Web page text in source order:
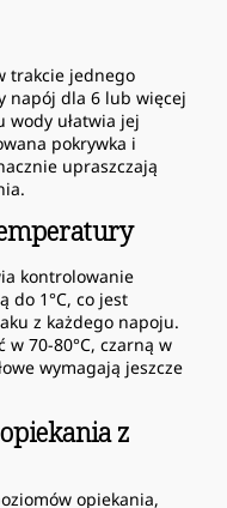
trakcie jednego
napój dla 6 lub więcej
wody ułatwia jej
pokrywka i
upraszczają
kontrolowanie
do 1°C, co jest
z każdego napoju.
70-80°C, czarną w
wymagają jeszcze
z
opiekania,